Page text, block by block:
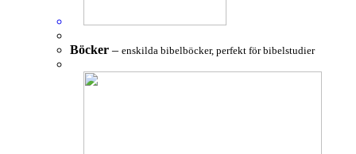
Böcker – enskilda bibelböcker, perfekt för bibelstudier